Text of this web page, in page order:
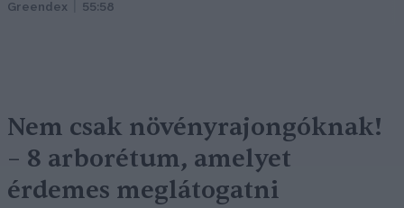
Greendex 55:58
Nem csak növényrajongóknak!
– 8 arborétum, amelyet
érdemes meglátogatni